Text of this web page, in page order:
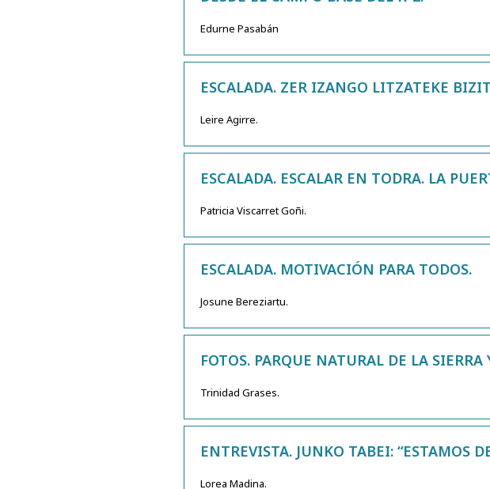
Edurne Pasabán
ESCALADA. ZER IZANGO LITZATEKE
Leire Agirre.
ESCALADA. ESCALAR EN TODRA. LA
Patricia Viscarret Goñi.
ESCALADA. MOTIVACIÓN PARA TODOS.
Josune Bereziartu.
FOTOS. PARQUE NATURAL DE LA
Trinidad Grases.
ENTREVISTA. JUNKO TABEI: “ESTAMOS
Lorea Madina.